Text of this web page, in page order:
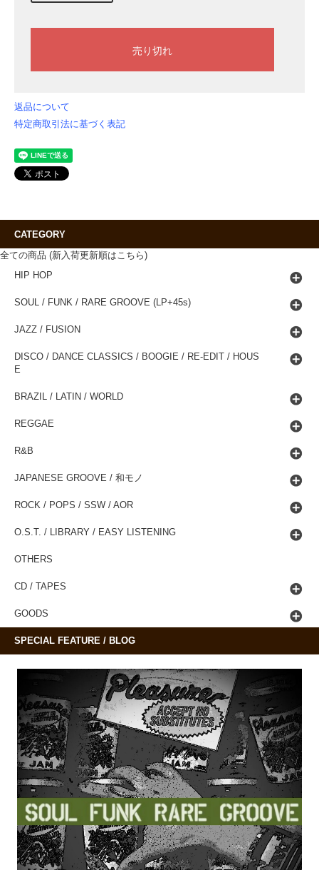
返品について
特定商取引法に基づく表記
CATEGORY
全ての商品 (新入荷更新順はこちら)
HIP HOP
SOUL / FUNK / RARE GROOVE (LP+45s)
JAZZ / FUSION
DISCO / DANCE CLASSICS / BOOGIE / RE-EDIT / HOUS
E
BRAZIL / LATIN / WORLD
REGGAE
R&B
JAPANESE GROOVE / 和モノ
ROCK / POPS / SSW / AOR
O.S.T. / LIBRARY / EASY LISTENING
OTHERS
CD / TAPES
GOODS
SPECIAL FEATURE / BLOG